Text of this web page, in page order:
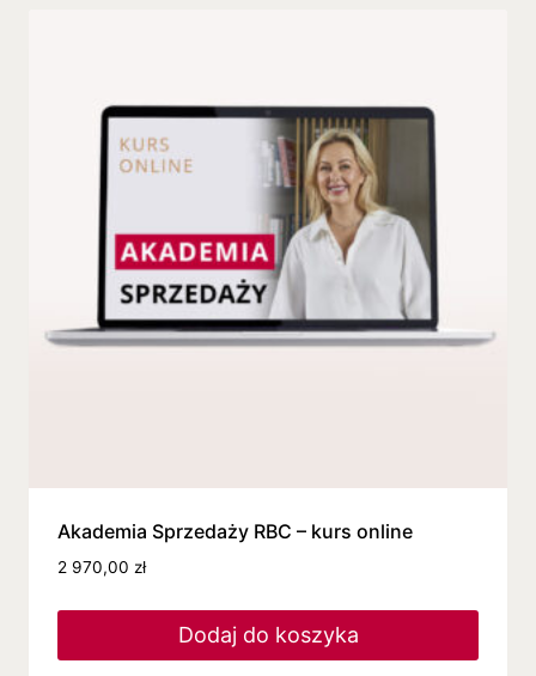
Akademia Sprzedaży RBC – kurs online
2 970,00 zł
Dodaj do koszyka